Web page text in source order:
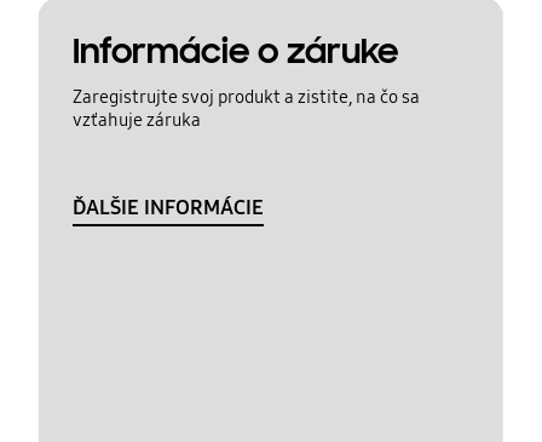
Informácie o záruke
Zaregistrujte svoj produkt a zistite, na čo sa
vzťahuje záruka
ĎALŠIE INFORMÁCIE